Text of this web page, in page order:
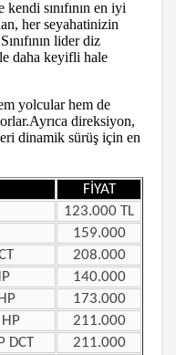
sınıfının en iyi
her seyahatinizin
lider diz
daha keyifli hale
yolcular hem de
direksiyon,
dinamik sürüş için en
FİYAT
123.000 TL
159.000
208.000
140.000
173.000
211.000
DCT
211.000